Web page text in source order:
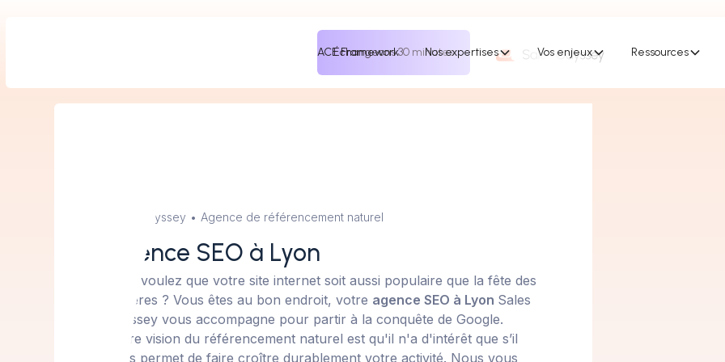
ACE Framework Nos expertises Vos enjeux Ressources
Échangeons 30 minutes
Sales Odyssey • Agence de référencement naturel
Agence SEO à Lyon
Vous voulez que votre site internet soit aussi populaire que la fête des
lumières ? Vous êtes au bon endroit, votre agence SEO à Lyon Sales
Odyssey vous accompagne pour partir à la conquête de Google.
Notre vision du référencement naturel est qu'il n'a d'intérêt que s’il
vous permet de faire croître durablement votre activité. Nous vous